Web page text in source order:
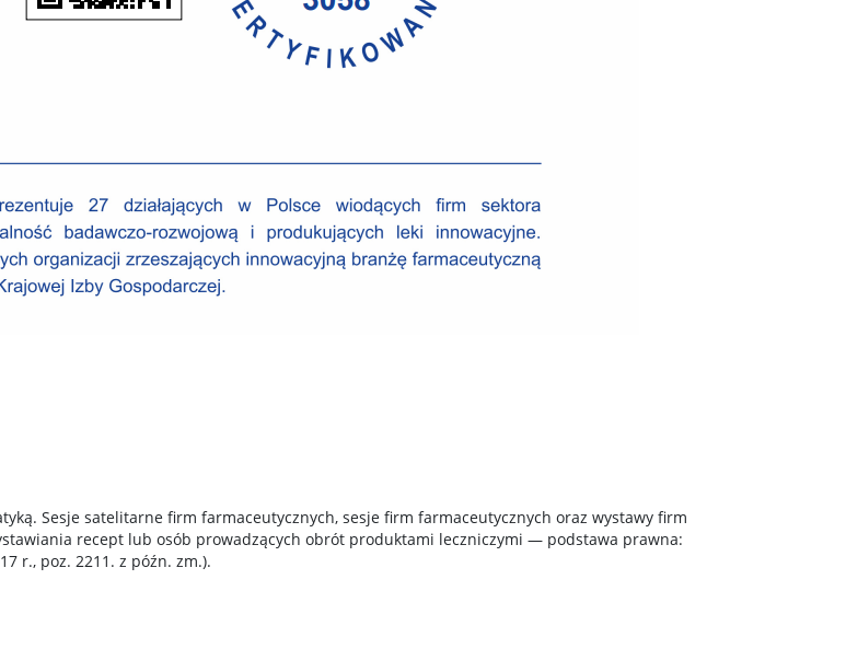
Sesje satelitarne firm farmaceutycznych, sesje firm farmaceutycznych oraz wystawy firm
recept lub osób prowadzących obrót produktami leczniczymi — podstawa prawna:
r., poz. 2211. z późn. zm.).